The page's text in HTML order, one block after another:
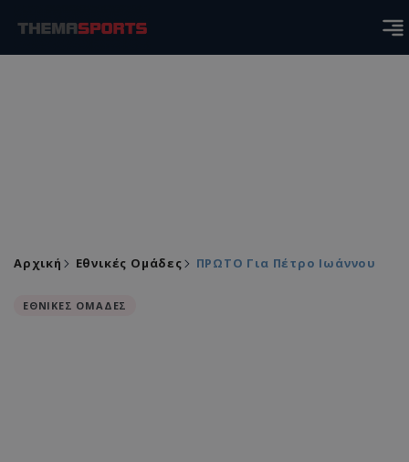
Αρχική Εθνικές Ομάδες ΠΡΩΤΟ Για Πέτρο Ιωάννου
ΕΘΝΙΚΕΣ ΟΜΑΔΕΣ